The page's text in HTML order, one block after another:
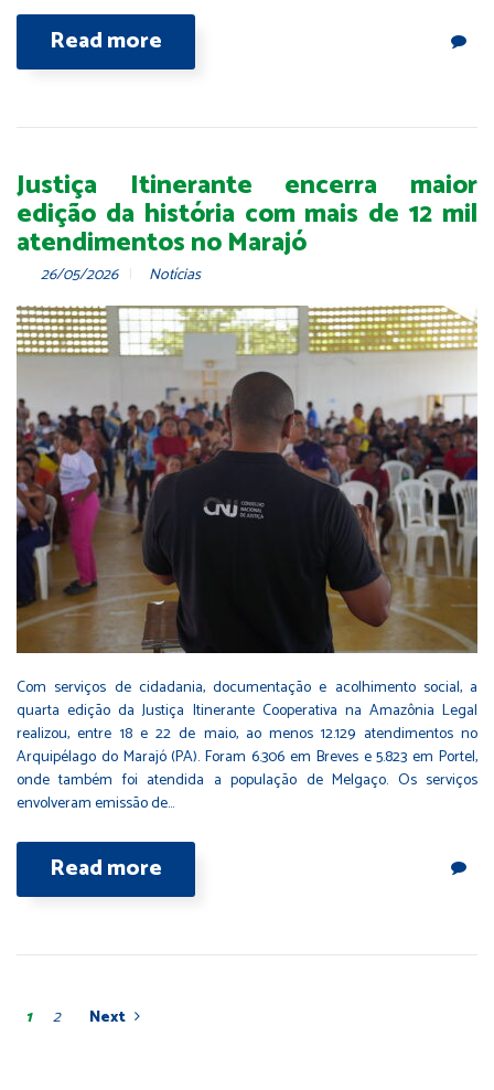
Read more
Justiça Itinerante encerra maior
edição da história com mais de 12 mil
atendimentos no Marajó
26/05/2026 Notícias
Com serviços de cidadania, documentação e acolhimento social, a
quarta edição da Justiça Itinerante Cooperativa na Amazônia Legal
realizou, entre 18 e 22 de maio, ao menos 12.129 atendimentos no
Arquipélago do Marajó (PA). Foram 6.306 em Breves e 5.823 em Portel,
onde também foi atendida a população de Melgaço. Os serviços
envolveram emissão de…
Read more
1 2 Next